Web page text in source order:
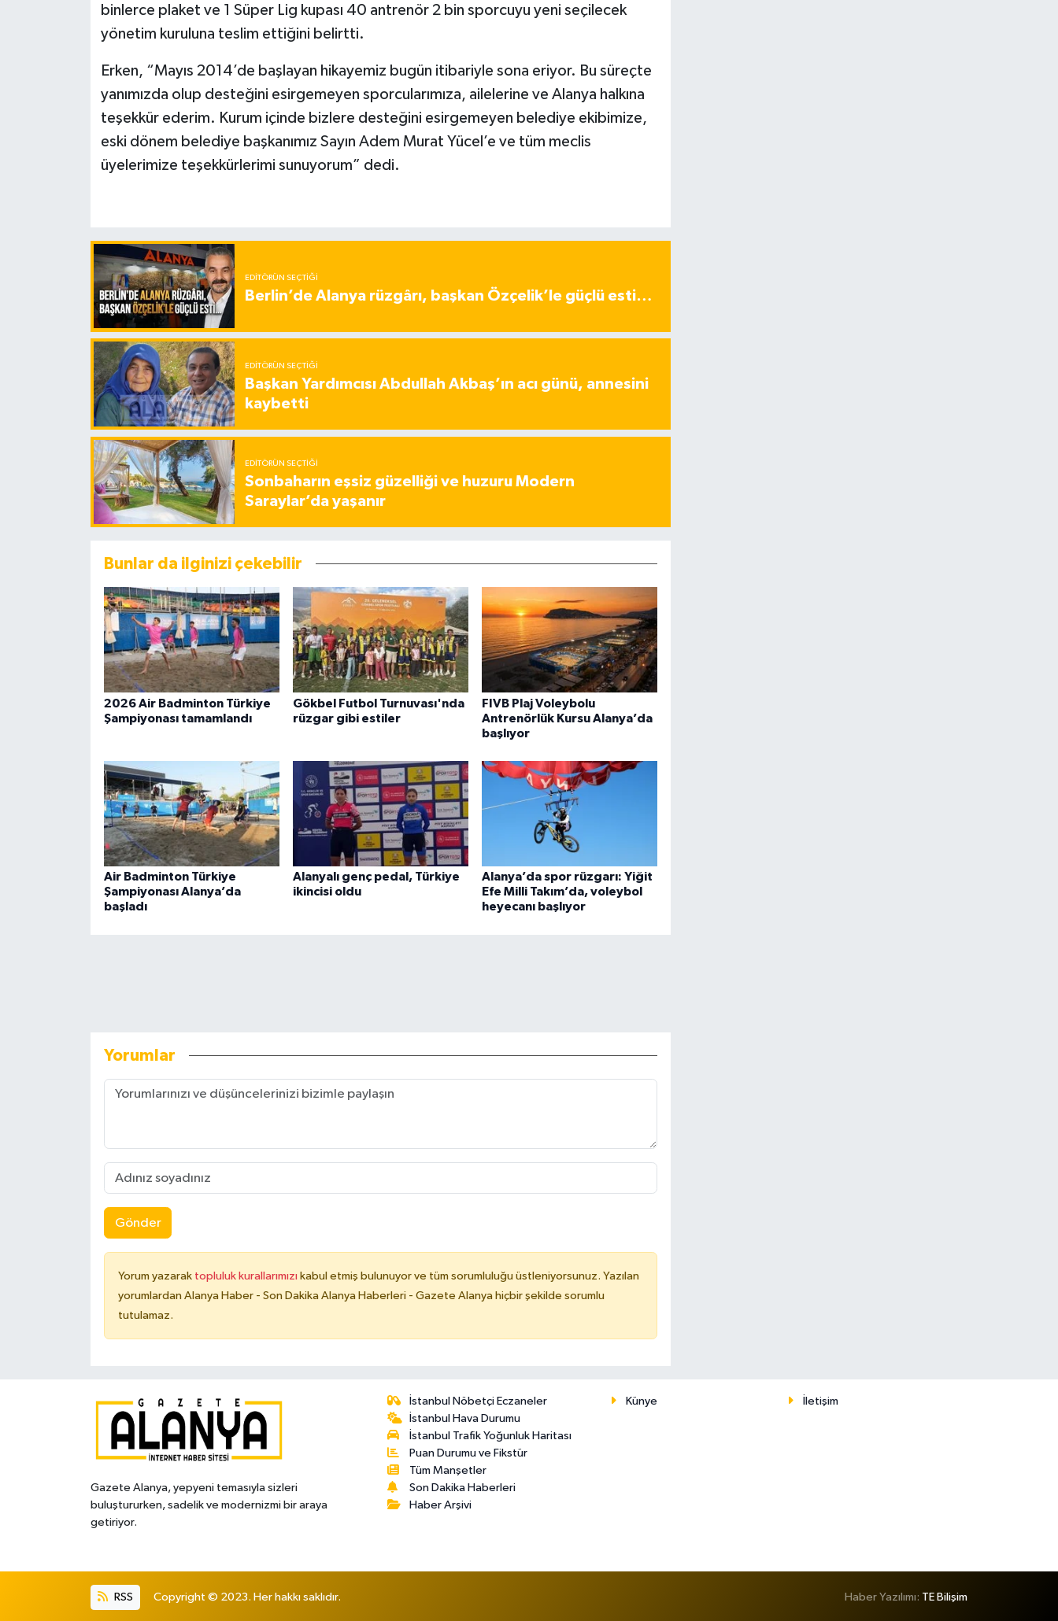
binlerce plaket ve 1 Süper Lig kupası 40 antrenör 2 bin sporcuyu yeni seçilecek
yönetim kuruluna teslim ettiğini belirtti.
Erken, “Mayıs 2014’de başlayan hikayemiz bugün itibariyle sona eriyor. Bu süreçte
yanımızda olup desteğini esirgemeyen sporcularımıza, ailelerine ve Alanya halkına
teşekkür ederim. Kurum içinde bizlere desteğini esirgemeyen belediye ekibimize,
eski dönem belediye başkanımız Sayın Adem Murat Yücel’e ve tüm meclis
üyelerimize teşekkürlerimi sunuyorum” dedi.
EDITÖRÜN SEÇTIĞI
Berlin’de Alanya rüzgârı, başkan Özçelik’le güçlü esti…
EDITÖRÜN SEÇTIĞI
Başkan Yardımcısı Abdullah Akbaş’ın acı günü, annesini
kaybetti
EDITÖRÜN SEÇTIĞI
Sonbaharın eşsiz güzelliği ve huzuru Modern
Saraylar’da yaşanır
Bunlar da ilginizi çekebilir
2026 Air Badminton Türkiye
Şampiyonası tamamlandı
Gökbel Futbol Turnuvası'nda
rüzgar gibi estiler
FIVB Plaj Voleybolu
Antrenörlük Kursu Alanya’da
başlıyor
Air Badminton Türkiye
Şampiyonası Alanya’da
başladı
Alanyalı genç pedal, Türkiye
ikincisi oldu
Alanya’da spor rüzgarı: Yiğit
Efe Milli Takım’da, voleybol
heyecanı başlıyor
Yorumlar
Gönder
Yorum yazarak topluluk kurallarımızı kabul etmiş bulunuyor ve tüm sorumluluğu üstleniyorsunuz. Yazılan
yorumlardan Alanya Haber - Son Dakika Alanya Haberleri - Gazete Alanya hiçbir şekilde sorumlu
tutulamaz.
Gazete Alanya, yepyeni temasıyla sizleri
buluştururken, sadelik ve modernizmi bir araya
getiriyor.
İstanbul Nöbetçi Eczaneler
İstanbul Hava Durumu
İstanbul Trafik Yoğunluk Haritası
Puan Durumu ve Fikstür
Tüm Manşetler
Son Dakika Haberleri
Haber Arşivi
Künye İletişim
RSS Copyright © 2023. Her hakkı saklıdır. Haber Yazılımı: TE Bilişim